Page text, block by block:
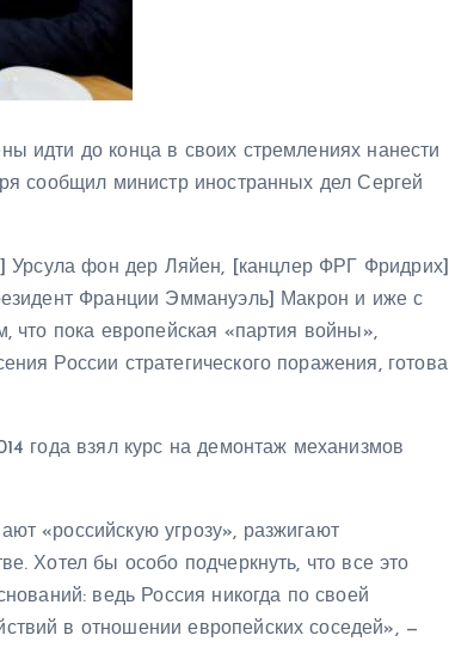
идти до конца в своих стремлениях нанести
сообщил министр иностранных дел Сергей
Урсула фон дер Ляйен, [канцлер ФРГ Фридрих]
Франции Эммануэль] Макрон и иже с
пока европейская «партия войны»,
России стратегического поражения, готова
года взял курс на демонтаж механизмов
«российскую угрозу», разжигают
Хотел бы особо подчеркнуть, что все это
ведь Россия никогда по своей
в отношении европейских соседей», —